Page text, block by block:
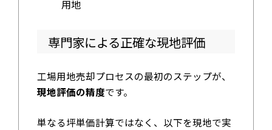
専門家による正確な現地評価
工場用地売却プロセスの最初のステップが、
現地評価の精度です。
単なる坪単価計算ではなく、以下を現地で実